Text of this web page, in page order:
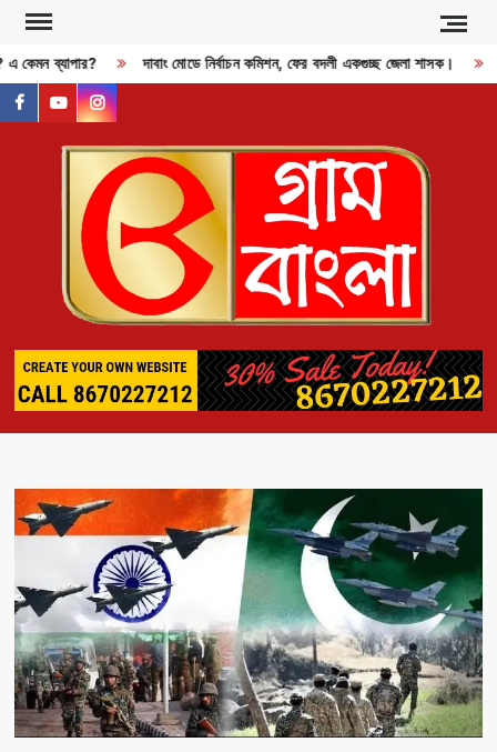
Skip
content
কেমন ব্যাপার? দাবাং মোডে নির্বাচন কমিশন, ফের বদলী একগুচ্ছ জেলা শাসক।
facebook
youtubeinstagram